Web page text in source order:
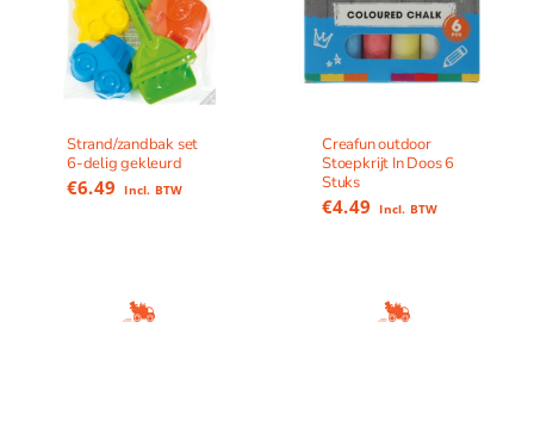
Strand/zandbak set
6-delig gekleurd
€6.49 Incl. BTW
Creafun outdoor
Stoepkrijt In Doos 6
Stuks
€4.49 Incl. BTW